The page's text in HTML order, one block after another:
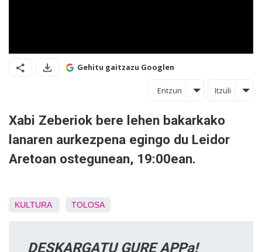
Gehitu gaitzazu Googlen
Entzun Itzuli
Xabi Zeberiok bere lehen bakarkako
lanaren aurkezpena egingo du Leidor
Aretoan ostegunean, 19:00ean.
KULTURA TOLOSA
DESKARGATU GURE APPa!